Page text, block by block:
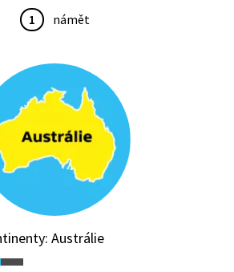
1 námět
Austrálie